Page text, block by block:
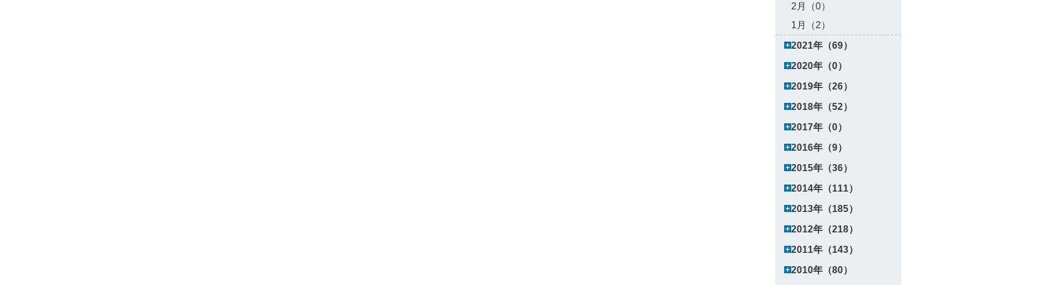
2月（0）
1月（2）
2021年（69）
2020年（0）
2019年（26）
2018年（52）
2017年（0）
2016年（9）
2015年（36）
2014年（111）
2013年（185）
2012年（218）
2011年（143）
2010年（80）